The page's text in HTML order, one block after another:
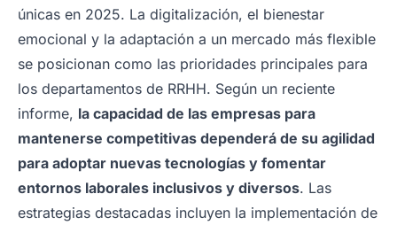
únicas en 2025. La digitalización, el bienestar
emocional y la adaptación a un mercado más flexible
se posicionan como las prioridades principales para
los departamentos de RRHH. Según un reciente
informe, la capacidad de las empresas para
mantenerse competitivas dependerá de su agilidad
para adoptar nuevas tecnologías y fomentar
entornos laborales inclusivos y diversos. Las
estrategias destacadas incluyen la implementación de